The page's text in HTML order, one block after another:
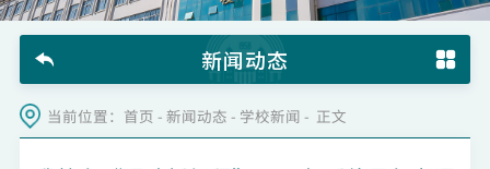
新闻动态
当前位置： 首页 -新闻动态 - 学校新闻 - 正文